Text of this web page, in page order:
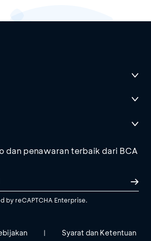
dan penawaran terbaik dari BCA
by reCAPTCHA Enterprise.
| Syarat dan Ketentuan